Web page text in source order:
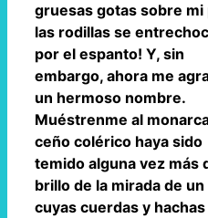
gruesas gotas sobre mi
las rodillas se
por el espanto! Y, sin
embargo, ahora me
un hermoso nombre.
Muéstrenme al
ceño colérico haya sido
temido alguna vez más
brillo de la mirada de
cuyas cuerdas y hachas